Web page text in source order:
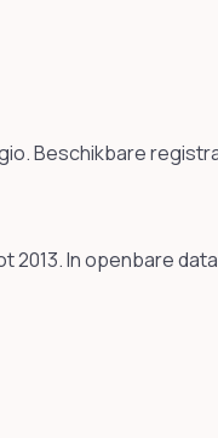
Beschikbare
In openbare